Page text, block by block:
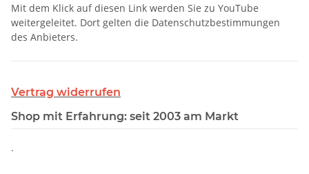
Mit dem Klick auf diesen Link werden Sie zu YouTube
weitergeleitet. Dort gelten die Datenschutzbestimmungen
des Anbieters.
Vertrag widerrufen
Shop mit Erfahrung: seit 2003 am Markt
.